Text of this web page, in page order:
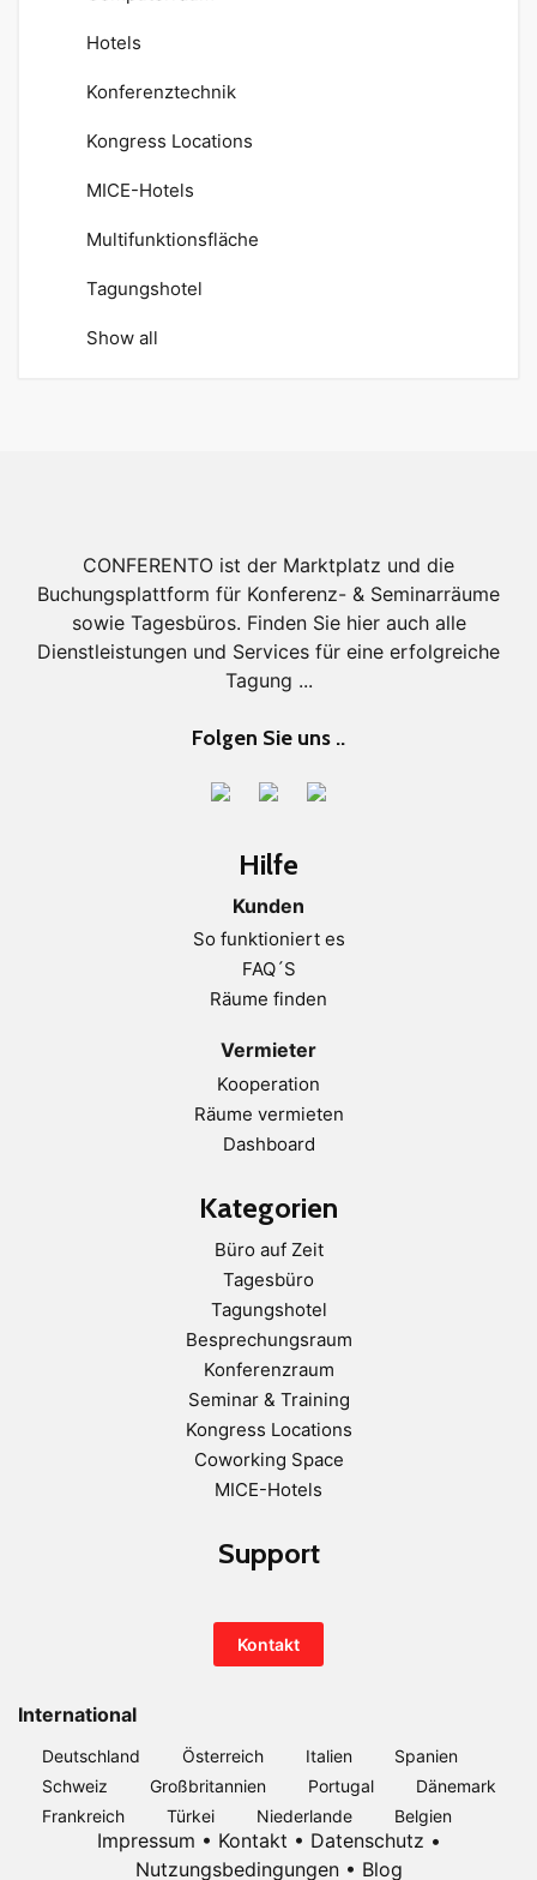
Hotels
Konferenztechnik
Kongress Locations
MICE-Hotels
Multifunktionsfläche
Tagungshotel
Show all
CONFERENTO ist der Marktplatz und die
Buchungsplattform für Konferenz- & Seminarräume
sowie Tagesbüros. Finden Sie hier auch alle
Dienstleistungen und Services für eine erfolgreiche
Tagung ...
Folgen Sie uns ..
Hilfe
Kunden
So funktioniert es
FAQ´S
Räume finden
Vermieter
Kooperation
Räume vermieten
Dashboard
Kategorien
Büro auf Zeit
Tagesbüro
Tagungshotel
Besprechungsraum
Konferenzraum
Seminar & Training
Kongress Locations
Coworking Space
MICE-Hotels
Support
Kontakt
International
Deutschland Österreich Italien
Spanien
Schweiz
Großbritannien Portugal
Dänemark
Frankreich
Türkei Niederlande Belgien
Impressum • Kontakt • Datenschutz •
Nutzungsbedingungen• Blog